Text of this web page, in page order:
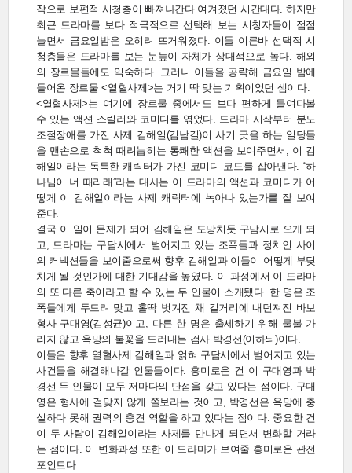
작으로 보편적 시청층이 빠져나간다 여겨졌던 시간대다. 하지만
최근 드라마를 보다 적극적으로 선택해 보는 시청자들이 점점
늘면서 금요일밤은 오히려 뜨거워졌다. 이들 이른바 선택적 시
청층들은 드라마를 보는 눈높이 자체가 상대적으로 높다. 해외
의 장르물들에도 익숙하다. 그러니 이들을 공략해 금요일 밤에
들어온 장르물 <열혈사제>는 거기 딱 맞는 기획이었던 셈이다.
<열혈사제>는 여기에 장르물 중에서도 보다 편하게 들여다볼
수 있는 액션 스릴러와 코미디를 엮었다. 드라마 시작부터 분노
조절장애를 가진 사제 김해일(김남길)이 사기 굿을 하는 일당들
을 맨손으로 척척 때려눕히는 통쾌한 액션을 보여주면서, 이 김
해일이라는 독특한 캐릭터가 가진 코미디 코드를 잡아낸다. “하
나님이 너 때리래”라는 대사는 이 드라마의 액션과 코미디가 어
떻게 이 김해일이라는 사제 캐릭터에 녹아나 있는가를 잘 보여
준다.
결국 이 일이 문제가 되어 김해일은 도망치듯 구담시로 오게 되
고, 드라마는 구담시에서 벌어지고 있는 조폭들과 정치인 사이
의 커넥션들을 보여줌으로써 향후 김해일과 이들이 어떻게 부딪
치게 될 것인가에 대한 기대감을 높였다. 이 과정에서 이 드라마
의 또 다른 축이라고 할 수 있는 두 인물이 소개됐다. 한 명은 조
폭들에게 두드려 맞고 홀딱 벗겨진 채 길거리에 내던져진 바보
형사 구대영(김성균)이고, 다른 한 명은 출세하기 위해 물불 가
리지 않고 욕망의 불꽃을 드러내는 검사 박경선(이하늬)이다.
이들은 향후 열혈사제 김해일과 얽혀 구담시에서 벌어지고 있는
사건들을 해결해나갈 인물들이다. 흥미로운 건 이 구대영과 박
경선 두 인물이 모두 저마다의 단점을 갖고 있다는 점이다. 구대
영은 형사에 걸맞지 않게 쫄보라는 것이고, 박경선은 욕망에 충
실하다 못해 권력의 충견 역할을 하고 있다는 점이다. 중요한 건
이 두 사람이 김해일이라는 사제를 만나게 되면서 변화할 거라
는 점이다. 이 변화과정 또한 이 드라마가 보여줄 흥미로운 관전
포인트다.